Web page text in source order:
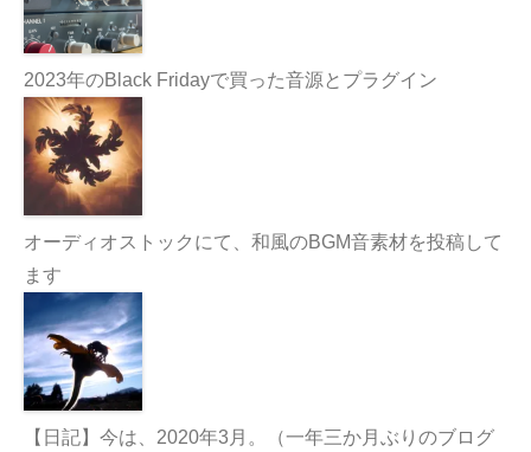
2023年のBlack Fridayで買った音源とプラグイン
オーディオストックにて、和風のBGM音素材を投稿して
ます
【日記】今は、2020年3月。（一年三か月ぶりのブログ